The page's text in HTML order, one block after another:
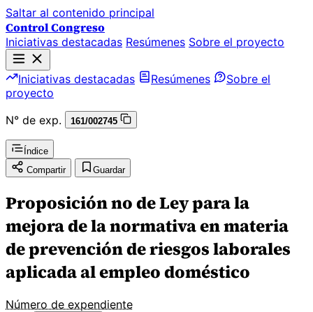
Saltar al contenido principal
Control Congreso
Iniciativas destacadas Resúmenes Sobre el proyecto
Iniciativas destacadas Resúmenes
Sobre el
proyecto
N° de exp.
161/002745
Índice
Compartir
Guardar
Proposición no de Ley para la
mejora de la normativa en materia
de prevención de riesgos laborales
aplicada al empleo doméstico
Número de expendiente